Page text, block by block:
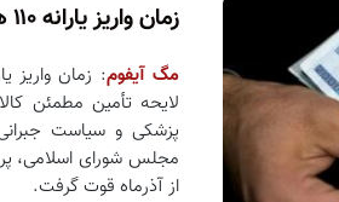
زمان واریز یارانه ۱۱۰ هزار تومانی مشخص شد!
مگ آیفوم
لایحه تأمین مطمئن
پزشکی و سیاست
از آذرماه قوت گرفت.